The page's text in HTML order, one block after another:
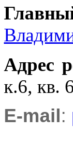
Адрес
к.6, кв.
E-mail: